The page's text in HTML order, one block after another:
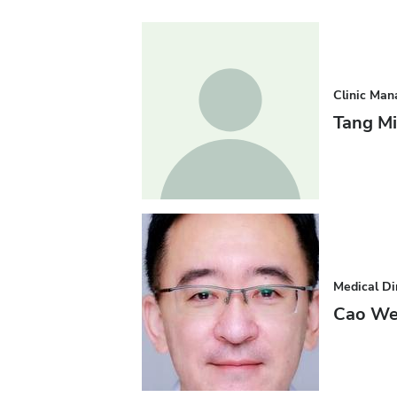
Clinic
Tang
Medical
Cao